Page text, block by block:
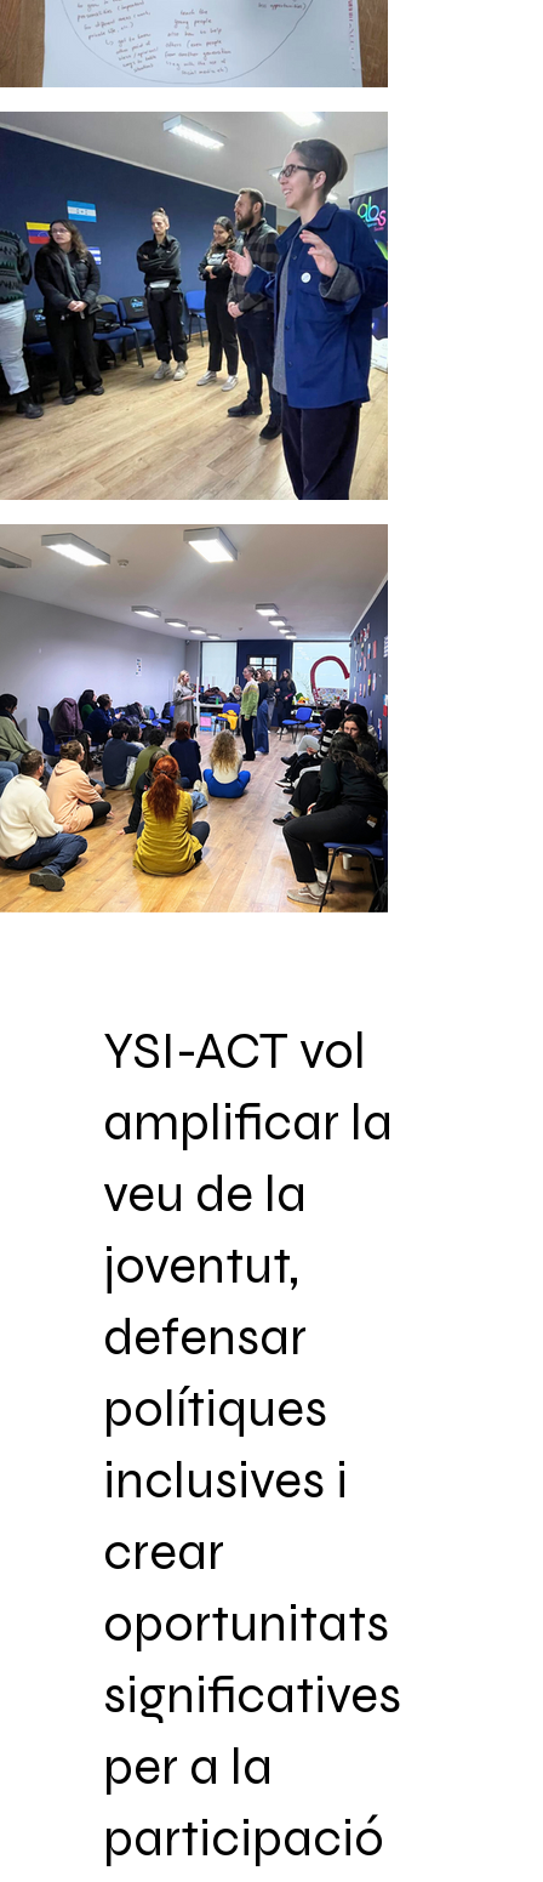
YSI-ACT vol
amplificar la
veu de la
joventut,
defensar
polítiques
inclusives i
crear
oportunitats
significatives
per a la
participació